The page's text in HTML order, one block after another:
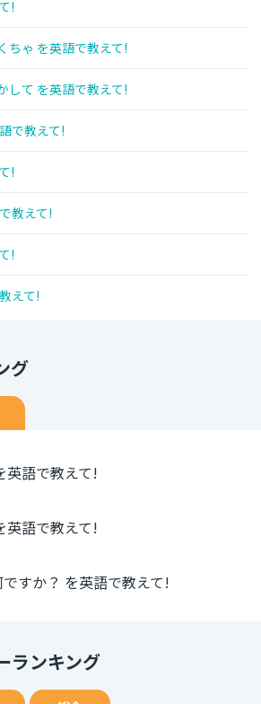
!
ちゃ を英語で教えて!
して を英語で教えて!
で教えて!
!
教えて!
!
えて!
グ
英語で教えて!
英語で教えて!
すか？ を英語で教えて!
ランキング